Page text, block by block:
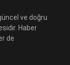
ve doğru
Haber
de